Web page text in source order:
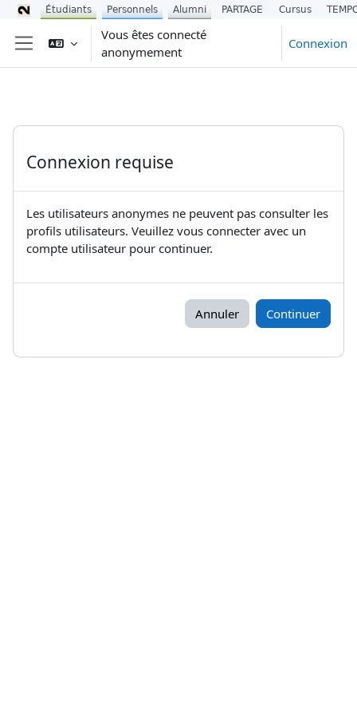
Passer au contenu principal
Panneau latéral
Vous êtes connecté
anonymement
Connexion
Connexion requise
Les utilisateurs anonymes ne peuvent pas consulter les
profils utilisateurs. Veuillez vous connecter avec un
compte utilisateur pour continuer.
Annuler Continuer
Étudiants Personnels Alumni PARTAGE Cursus